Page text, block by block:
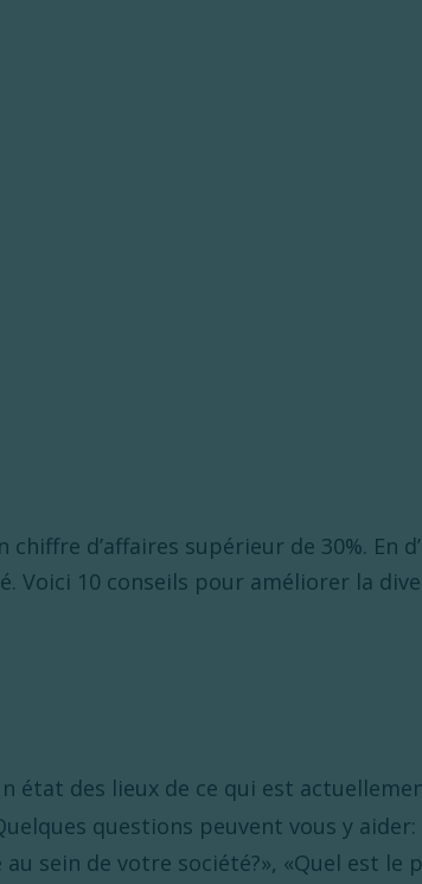
d’affaires supérieur de 30%. En
10 conseils pour améliorer la
état des lieux de ce qui est
questions peuvent vous y aider:
sein de votre société?», «Quel est le